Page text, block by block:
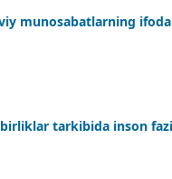
munosabatlarning
tarkibida inson